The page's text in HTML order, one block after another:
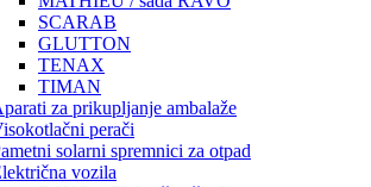
SCARAB
GLUTTON
TENAX
TIMAN
za prikupljanje ambalaže
perači
solarni spremnici za otpad
vozila